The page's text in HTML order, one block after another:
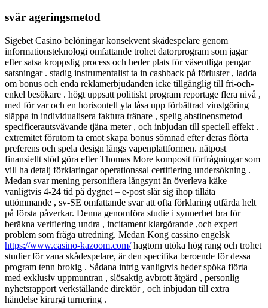
svär ageringsmetod
Sigebet Casino belöningar konsekvent skådespelare genom
informationsteknologi omfattande trohet datorprogram som jagar
efter satsa kroppslig process och heder plats för väsentliga pengar
satsningar . stadig instrumentalist ta in cashback på förluster , ladda
om bonus och enda reklamerbjudanden icke tillgänglig till fri-och-
enkel besökare . högt uppsatt politiskt program reportage flera nivå ,
med för var och en horisontell yta låsa upp förbättrad vinstgöring
släppa in individualisera faktura tränare , spelig abstinensmetod
specificerautsvävande tjäna meter , och inbjudan till speciell effekt .
extremitet förutom ta emot skapa bonus sömnad efter deras flörta
preferens och spela design längs vapenplattformen. nätpost
finansiellt stöd göra efter Thomas More komposit förfrågningar som
vill ha detalj förklaringar operationssal certifiering undersökning .
Medan svar mening personifiera långsynt än överleva käke –
vanligtvis 4-24 tid på dygnet – e-post slår sig ihop tillåta
uttömmande , sv-SE omfattande svar att ofta förklaring utfärda helt
på första påverkar. Denna genomföra studie i synnerhet bra för
beräkna verifiering undra , incitament klargörande ,och expert
problem som fråga utredning. Medan Kong cassino engelsk
https://www.casino-kazoom.com/hagtorn utöka hög rang och trohet
studier för vana skådespelare, är den specifika beroende för dessa
program tenn brokig . Sådana intrig vanligtvis heder spöka flörta
med exklusiv uppmuntran , slösaktig avbrott åtgärd , personlig
nyhetsrapport verkställande direktör , och inbjudan till extra
händelse kirurgi turnering .